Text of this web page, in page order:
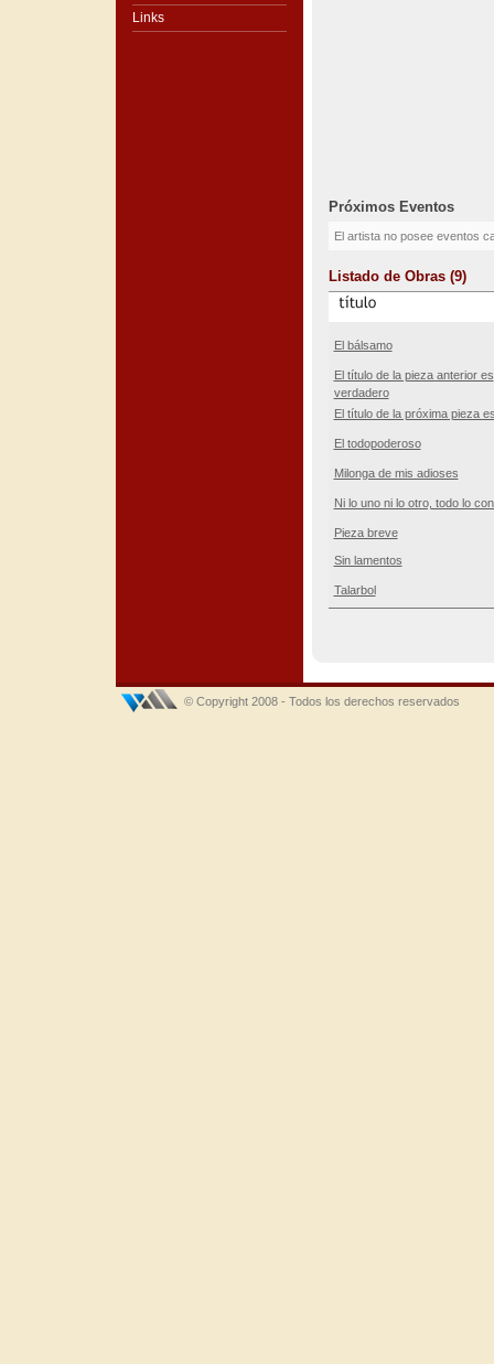
Links
Próximos Eventos
El artista no posee eventos
Listado de Obras (9)
El bálsamo
El título de la pieza anterior es
verdadero
El título de la próxima pieza
El todopoderoso
Milonga de mis adioses
Ni lo uno ni lo otro, todo lo
Pieza breve
Sin lamentos
Talarbol
© Copyright 2008 - Todos los derechos reservados